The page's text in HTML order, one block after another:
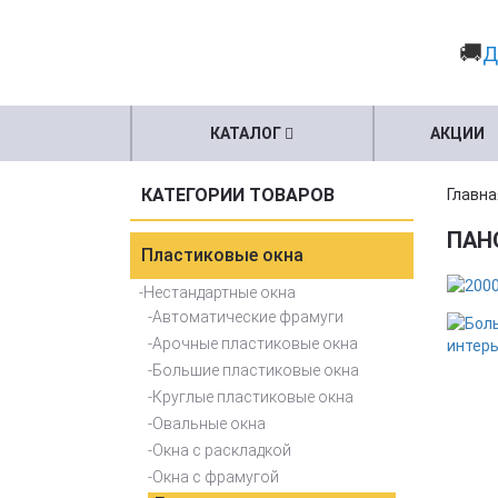
🚚
КАТАЛОГ АКЦИИ
КАТЕГОРИИ ТОВАРОВ
Пластиковые окна
Нестандартные окна
Автоматические фрамуги
Арочные пластиковые окна
Большие пластиковые окна
Круглые пластиковые окна
Овальные окна
Окна с раскладкой
Окна с фрамугой